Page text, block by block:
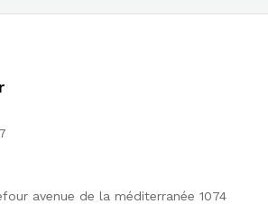
avenue de la méditerranée 1074